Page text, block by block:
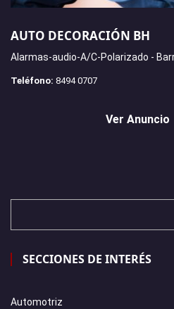
AUTO DECORACIÓN BH
Alarmas-audio-A/C-Polarizado -
Teléfono: 8494 0707
Ver Anuncio
SECCIONES DE INTERÉS
Automotriz